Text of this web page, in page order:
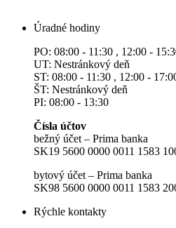
Úradné hodiny
PO: 08:00 - 11:30 , 12:00 -
UT: Nestránkový deň
ST: 08:00 - 11:30 , 12:00 -
ŠT: Nestránkový deň
PI: 08:00 - 13:30
Čísla účtov
bežný účet – Prima banka
SK19 5600 0000 0011 1583
bytový účet – Prima banka
SK98 5600 0000 0011 1583
Rýchle kontakty